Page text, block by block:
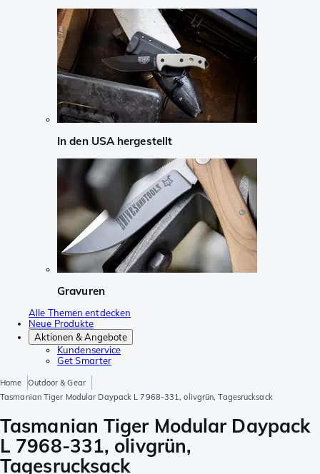
In den USA hergestellt
Gravuren
Alle Themen entdecken
Neue Produkte
Aktionen & Angebote
Kundenservice
Get Smarter
Home
Outdoor & Gear
Tasmanian Tiger Modular Daypack L 7968-331, olivgrün, Tagesrucksack
Tasmanian Tiger Modular Daypack
L 7968-331, olivgrün,
Tagesrucksack